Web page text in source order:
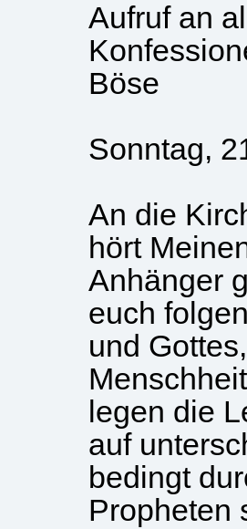
Aufruf an
Böse
Sonntag,
An die
hört
Anhänger
euch
und
legen die
auf
bedingt
Propheten